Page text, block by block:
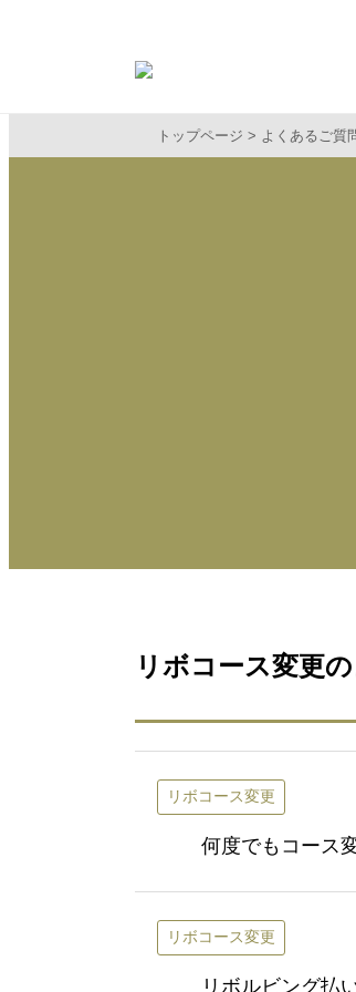
トップページ よくあるご質
リボコース変更
リボコース変更
何度でもコース
リボコース変更
リボルビング払